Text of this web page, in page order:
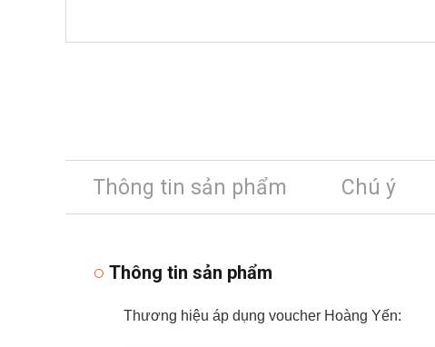
Thông tin sản phẩm Chú ý
Thông tin sản phẩm
Thương hiệu áp dụng voucher Hoàng Yến: